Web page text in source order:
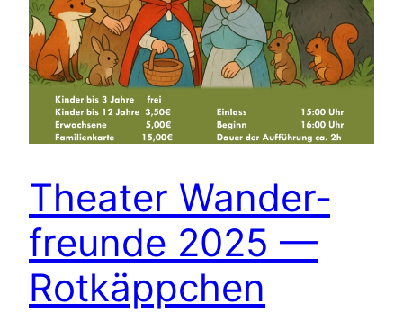
Thea­ter Wan­der­
freun­de 2025 —
Rot­käpp­chen